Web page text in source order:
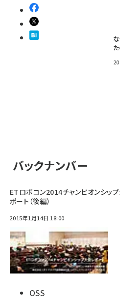
バックナンバー
ETロボコン2014チャンピオンシッ
ポート（後編）
2015年1月14日 18:00
OSS